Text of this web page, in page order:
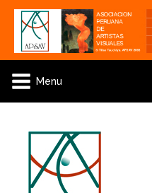
Menu